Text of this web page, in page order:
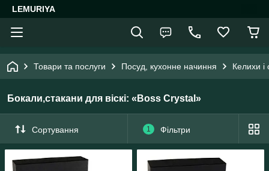
LEMURIYA
Товари та послуги Посуд, кухонне начиння Келихи і
Бокали,стакани для віскі: «Boss Crystal»
Сортування 1 Фільтри